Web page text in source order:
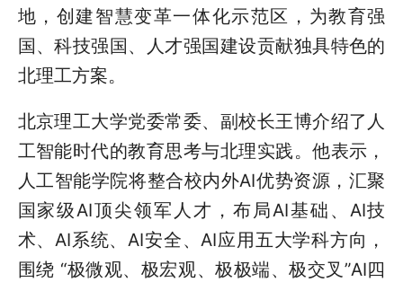
地，创建智慧变革一体化示范区，为教育强
国、科技强国、人才强国建设贡献独具特色的
北理工方案。
北京理工大学党委常委、副校长王博介绍了人
工智能时代的教育思考与北理实践。他表示，
人工智能学院将整合校内外AI优势资源，汇聚
国家级AI顶尖领军人才，布局AI基础、AI技
术、AI系统、AI安全、AI应用五大学科方向，
围绕 “极微观、极宏观、极极端、极交叉”AI四